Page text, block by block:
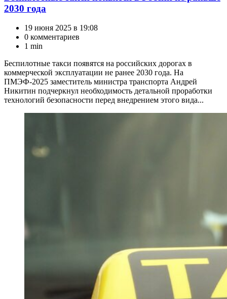
2030 года
19 июня 2025 в 19:08
0 комментариев
1 min
Беспилотные такси появятся на российских дорогах в
коммерческой эксплуатации не ранее 2030 года. На
ПМЭФ-2025 заместитель министра транспорта Андрей
Никитин подчеркнул необходимость детальной проработки
технологий безопасности перед внедрением этого вида...